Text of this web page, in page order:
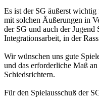
Es ist der SG äußerst wichtig
mit solchen Äußerungen in
der SG und auch der
Integrationsarbeit, in der
Wir wünschen uns gute
und das erforderliche Maß
Schiedsrichtern.
Für den Spielausschuß der